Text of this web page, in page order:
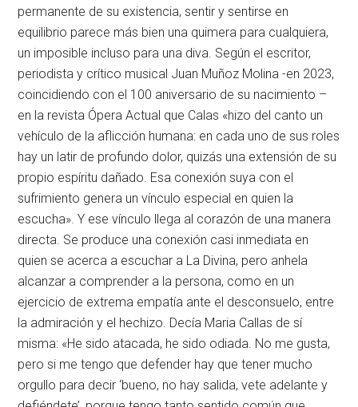
permanente de su existencia, sentir y sentirse en
equilibrio parece más bien una quimera para cualquiera,
un imposible incluso para una diva. Según el escritor,
periodista y crítico musical Juan Muñoz Molina -en 2023,
coincidiendo con el 100 aniversario de su nacimiento –
en la revista Ópera Actual que Calas «hizo del canto un
vehículo de la aflicción humana: en cada uno de sus roles
hay un latir de profundo dolor, quizás una extensión de su
propio espíritu dañado. Esa conexión suya con el
sufrimiento genera un vínculo especial en quien la
escucha». Y ese vínculo llega al corazón de una manera
directa. Se produce una conexión casi inmediata en
quien se acerca a escuchar a La Divina, pero anhela
alcanzar a comprender a la persona, como en un
ejercicio de extrema empatía ante el desconsuelo, entre
la admiración y el hechizo. Decía Maria Callas de sí
misma: «He sido atacada, he sido odiada. No me gusta,
pero si me tengo que defender hay que tener mucho
orgullo para decir ‘bueno, no hay salida, vete adelante y